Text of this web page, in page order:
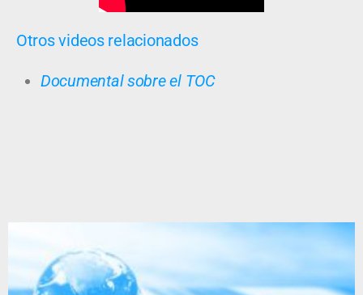
Otros videos relacionados
Documental sobre el TOC